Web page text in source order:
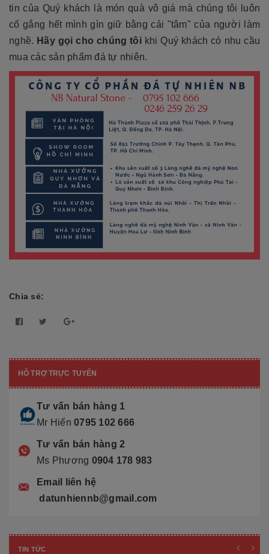
tin của Quý khách là món quà vô giá mà chúng tôi luôn
cố gắng hết mình gìn giữ bằng cái "tâm" của người làm
nghề. Hãy gọi cho chúng tôikhi Quý khách có nhu cầu
mua các sản phẩm đá tự nhiên.
Chia sẻ:
HỖ TRỢ TRỰC TUYẾN
Tư vấn bán hàng 1
Mr Hiển 0795 102 666
Tư vấn bán hàng 2
Ms Phương 0904 178 983
Email liên hệ
datunhiennb@gmail.com
TIN TỨC